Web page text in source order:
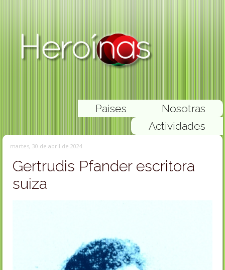
Nosotras
Paises
Actividades
martes, 30 de abril de 2024
Gertrudis Pfander escritora
suiza